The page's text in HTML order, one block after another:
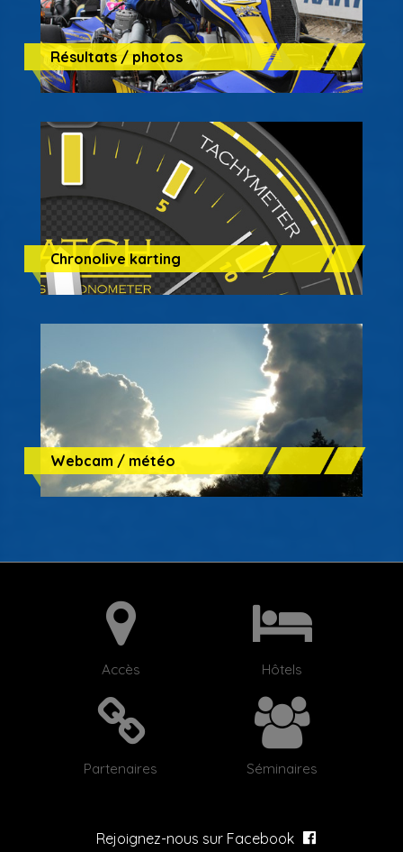
Résultats / photos
Chronolive karting
Webcam / météo
Accès Hôtels
Partenaires Séminaires
Rejoignez-nous sur Facebook